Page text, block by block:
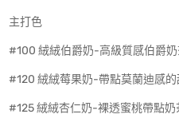
主打色
#100 絨絨伯爵奶-高級質感伯爵
#120 絨絨莓果奶-帶點莫蘭迪感
#125 絨絨杏仁奶-裸透蜜桃帶點奶